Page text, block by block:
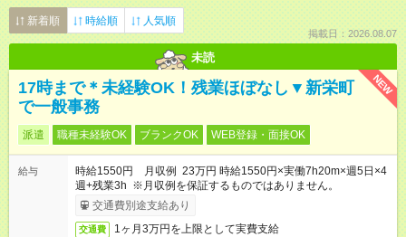
新着順 時給順 人気順
掲載日：2026.08.07
未読
NEW
17時まで＊未経験OK！残業ほぼなし▼新栄町
で一般事務
派遣 職種未経験OK ブランクOK WEB登録・面接OK
給与
時給1550円 月収例 23万円 時給1550円×実働7h20m×週5日×4
週+残業3h ※月収例を保証するものではありません。
交通費別途支給あり
交通費 1ヶ月3万円を上限として実費支給